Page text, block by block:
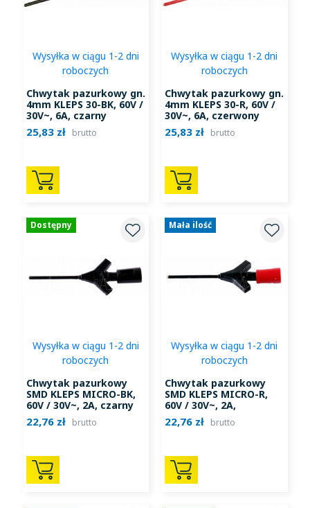
Wysyłka w ciągu 1-2 dni
roboczych
Chwytak pazurkowy gn.
4mm KLEPS 30-BK, 60V /
30V~, 6A, czarny
25,83 zł brutto
Wysyłka w ciągu 1-2 dni
roboczych
Chwytak pazurkowy gn.
4mm KLEPS 30-R, 60V /
30V~, 6A, czerwony
25,83 zł brutto
Dostępny
Wysyłka w ciągu 1-2 dni
roboczych
Chwytak pazurkowy
SMD KLEPS MICRO-BK,
60V / 30V~, 2A, czarny
22,76 zł brutto
Mała ilość
Wysyłka w ciągu 1-2 dni
roboczych
Chwytak pazurkowy
SMD KLEPS MICRO-R,
60V / 30V~, 2A,
czerwony
22,76 zł brutto